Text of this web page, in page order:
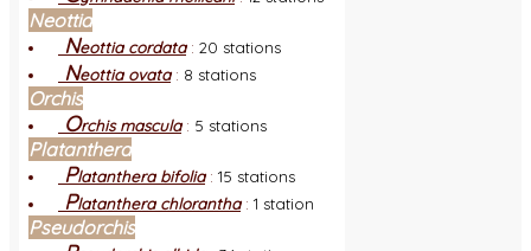
Neottia
Neottia cordata: 20 stations
Neottia ovata: 8 stations
Orchis
Orchis mascula: 5 stations
Platanthera
Platanthera bifolia: 15 stations
Platanthera chlorantha: 1 station
Pseudorchis